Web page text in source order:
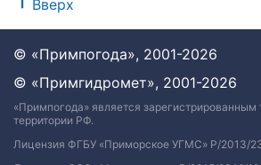
Вверх
© «Примпогода», 2001-2026
© «Примгидромет», 2001-2026
«Примпогода» является
территории РФ.
Лицензия ФГБУ «Приморское УГМС» Р/2013/